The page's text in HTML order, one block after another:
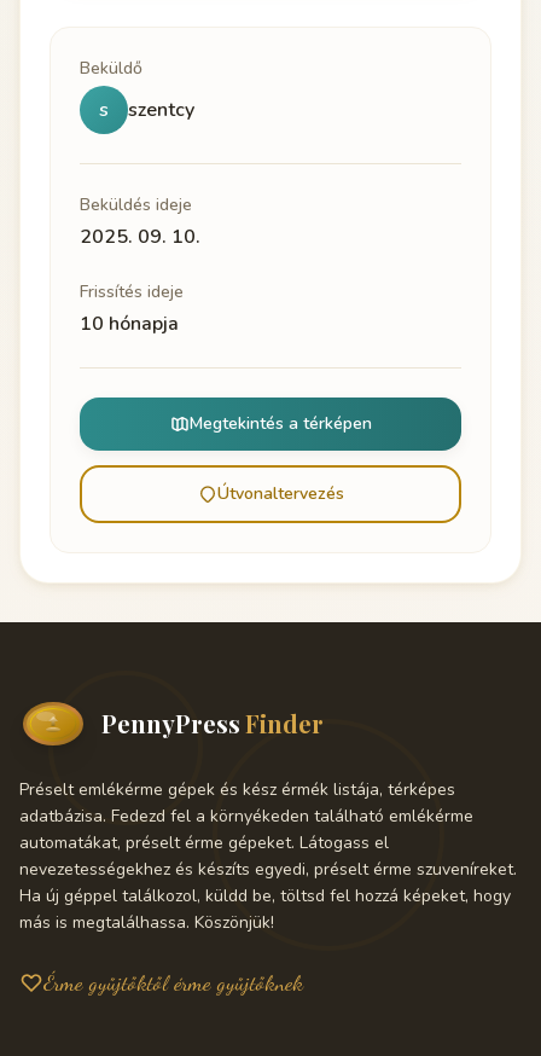
Beküldő
s szentcy
Beküldés ideje
2025. 09. 10.
Frissítés ideje
10 hónapja
Megtekintés a térképen
Útvonaltervezés
PennyPressFinder
Préselt emlékérme gépek és kész érmék listája, térképes
adatbázisa. Fedezd fel a környékeden található emlékérme
automatákat, préselt érme gépeket. Látogass el
nevezetességekhez és készíts egyedi, préselt érme szuveníreket.
Ha új géppel találkozol, küldd be, töltsd fel hozzá képeket, hogy
más is megtalálhassa. Köszönjük!
Érme gyűjtőktől érme gyűjtőknek